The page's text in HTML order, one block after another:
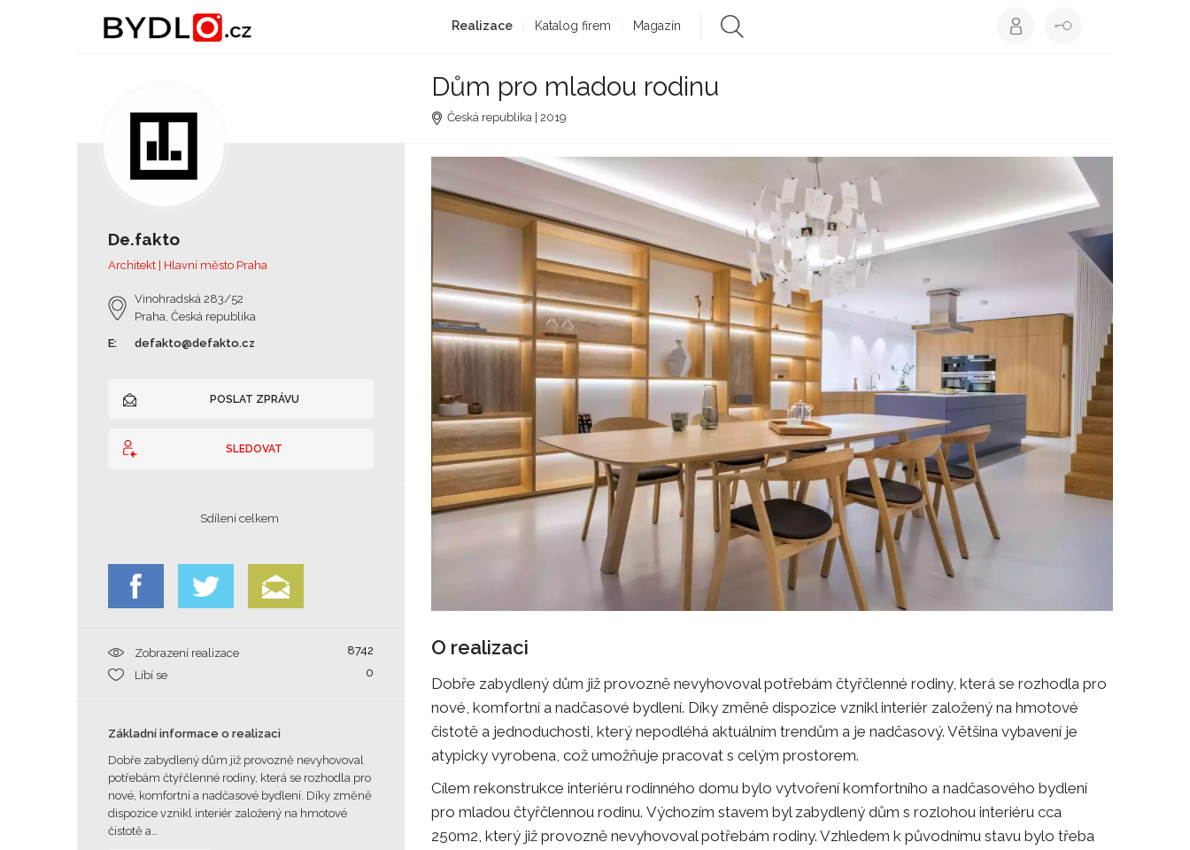
Realizace Katalog firem Magazín
Dům pro mladou rodinu
Česká republika | 2019
De.fakto
Architekt | Hlavní město Praha
Vinohradská 283/52
Praha, Česká republika
E:
defakto@defakto.cz
POSLAT ZPRÁVU
SLEDOVAT
Sdílení celkem
Zobrazení realizace
8742
Líbí se
0
Základní informace o realizaci
Dobře zabydlený dům již provozně nevyhovoval
potřebám čtyřčlenné rodiny, která se rozhodla pro
nové, komfortní a nadčasové bydlení. Díky změně
dispozice vznikl interiér založený na hmotové
čistotě a…
O realizaci
Dobře zabydlený dům již provozně nevyhovoval potřebám čtyřčlenné rodiny, která se rozhodla pro
nové, komfortní a nadčasové bydlení. Díky změně dispozice vznikl interiér založený na hmotové
čistotě a jednoduchosti, který nepodléhá aktuálním trendům a je nadčasový. Většina vybavení je
atypicky vyrobena, což umožňuje pracovat s celým prostorem.
Cílem rekonstrukce interiéru rodinného domu bylo vytvoření komfortního a nadčasového bydlení
pro mladou čtyřčlennou rodinu. Výchozím stavem byl zabydlený dům s rozlohou interiéru cca
250m2, který již provozně nevyhovoval potřebám rodiny. Vzhledem k původnímu stavu bylo třeba